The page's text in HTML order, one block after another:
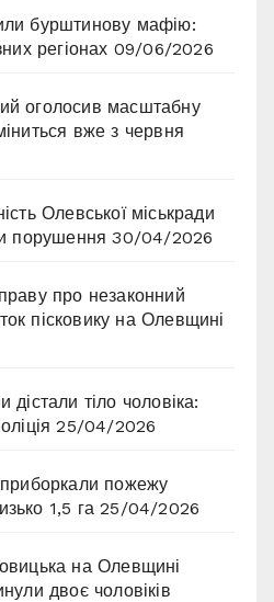
бурштинову мафію:
регіонах 09/06/2026
оголосив масштабну
вже з червня
Олевської міськради
порушення 30/04/2026
про незаконний
пісковику на Олевщині
тіло чоловіка:
25/04/2026
пожежу
1,5 га 25/04/2026
на Олевщині
двоє чоловіків